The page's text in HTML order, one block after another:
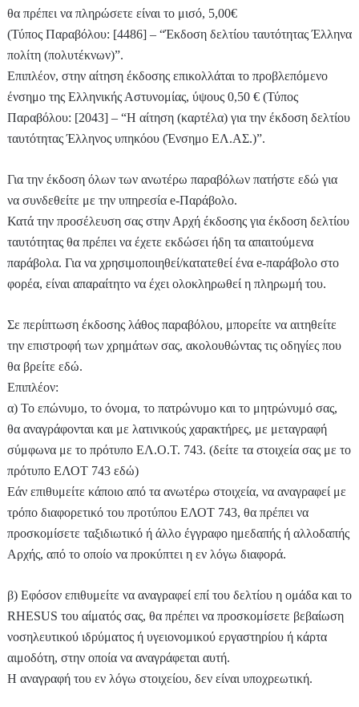
θα πρέπει να πληρώσετε είναι το μισό, 5,00€
(Τύπος Παραβόλου: [4486] – “Έκδοση δελτίου ταυτότητας Έλληνα
πολίτη (πολυτέκνων)”.
Επιπλέον, στην αίτηση έκδοσης επικολλάται το προβλεπόμενο
ένσημο της Ελληνικής Αστυνομίας, ύψους 0,50 € (Τύπος
Παραβόλου: [2043] – “Η αίτηση (καρτέλα) για την έκδοση δελτίου
ταυτότητας Έλληνος υπηκόου (Ένσημο ΕΛ.ΑΣ.)”.
Για την έκδοση όλων των ανωτέρω παραβόλων πατήστε εδώ για
να συνδεθείτε με την υπηρεσία e-Παράβολο.
Κατά την προσέλευση σας στην Αρχή έκδοσης για έκδοση δελτίου
ταυτότητας θα πρέπει να έχετε εκδώσει ήδη τα απαιτούμενα
παράβολα. Για να χρησιμοποιηθεί/κατατεθεί ένα e-παράβολο στο
φορέα, είναι απαραίτητο να έχει ολοκληρωθεί η πληρωμή του.
Σε περίπτωση έκδοσης λάθος παραβόλου, μπορείτε να αιτηθείτε
την επιστροφή των χρημάτων σας, ακολουθώντας τις οδηγίες που
θα βρείτε εδώ.
Επιπλέον:
α) Το επώνυμο, το όνομα, το πατρώνυμο και το μητρώνυμό σας,
θα αναγράφονται και με λατινικούς χαρακτήρες, με μεταγραφή
σύμφωνα με το πρότυπο ΕΛ.Ο.Τ. 743. (δείτε τα στοιχεία σας με το
πρότυπο ΕΛΟΤ 743 εδώ)
Εάν επιθυμείτε κάποιο από τα ανωτέρω στοιχεία, να αναγραφεί με
τρόπο διαφορετικό του προτύπου ΕΛΟΤ 743, θα πρέπει να
προσκομίσετε ταξιδιωτικό ή άλλο έγγραφο ημεδαπής ή αλλοδαπής
Αρχής, από το οποίο να προκύπτει η εν λόγω διαφορά.
β) Εφόσον επιθυμείτε να αναγραφεί επί του δελτίου η ομάδα και το
RHESUS του αίματός σας, θα πρέπει να προσκομίσετε βεβαίωση
νοσηλευτικού ιδρύματος ή υγειονομικού εργαστηρίου ή κάρτα
αιμοδότη, στην οποία να αναγράφεται αυτή.
Η αναγραφή του εν λόγω στοιχείου, δεν είναι υποχρεωτική.